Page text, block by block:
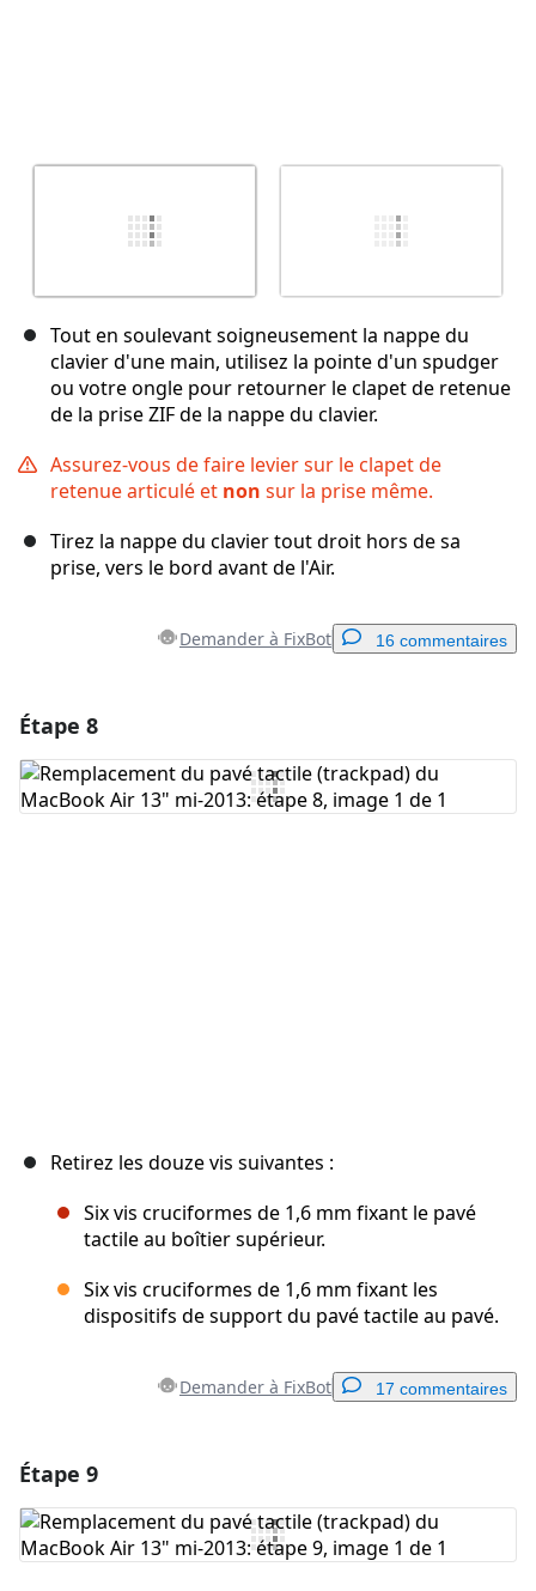
Tout en soulevant soigneusement la nappe du
clavier d'une main, utilisez la pointe d'un spudger
ou votre ongle pour retourner le clapet de retenue
de la prise ZIF de la nappe du clavier.
Assurez-vous de faire levier sur le clapet de
retenue articulé et non sur la prise même.
Tirez la nappe du clavier tout droit hors de sa
prise, vers le bord avant de l'Air.
Demander à FixBot 16 commentaires
Ajouter un commentaire
Étape 8
Retirez les douze vis suivantes :
Six vis cruciformes de 1,6 mm fixant le pavé
tactile au boîtier supérieur.
Six vis cruciformes de 1,6 mm fixant les
dispositifs de support du pavé tactile au pavé.
Demander à FixBot 17 commentaires
Ajouter un commentaire
Étape 9